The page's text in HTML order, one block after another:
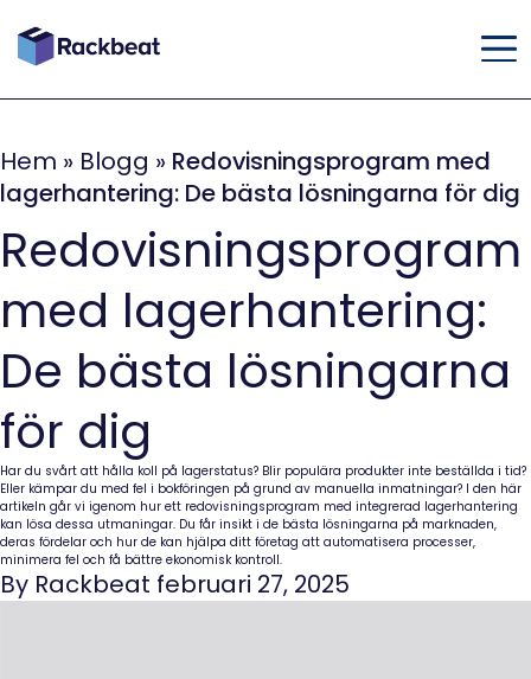
Hem » Blogg » Redovisningsprogram med
lagerhantering: De bästa lösningarna för dig
Redovisningsprogram
med lagerhantering:
De bästa lösningarna
för dig
Har du svårt att hålla koll på lagerstatus? Blir populära produkter inte beställda i tid?
Eller kämpar du med fel i bokföringen på grund av manuella inmatningar? I den här
artikeln går vi igenom hur ett redovisningsprogram med integrerad lagerhantering
kan lösa dessa utmaningar. Du får insikt i de bästa lösningarna på marknaden,
deras fördelar och hur de kan hjälpa ditt företag att automatisera processer,
minimera fel och få bättre ekonomisk kontroll.
By Rackbeat februari 27, 2025